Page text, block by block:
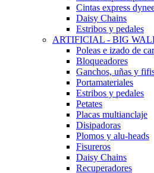
Cintas express
Daisy Chains
Estribos y pedales
ARTIFICIAL - BIG
Poleas e izado de
Bloqueadores
Ganchos, uñas y
Portamateriales
Estribos y pedales
Petates
Placas multianclaje
Disipadoras
Plomos y alu-heads
Fisureros
Daisy Chains
Recuperadores